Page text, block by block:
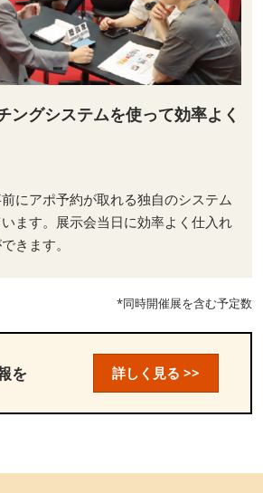
ングシステムを使って効率よく
にアポ予約が取れる独自のシステム
ます。展示会当日に効率よく仕入れ
きます。
*同時開催展を含む予定数
を 詳しく見る >>